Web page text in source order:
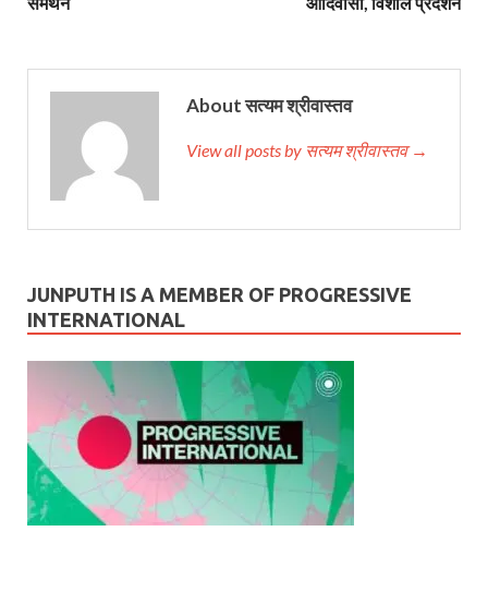
About सत्यम श्रीवास्तव
View all posts by सत्यम श्रीवास्तव →
JUNPUTH IS A MEMBER OF PROGRESSIVE
INTERNATIONAL